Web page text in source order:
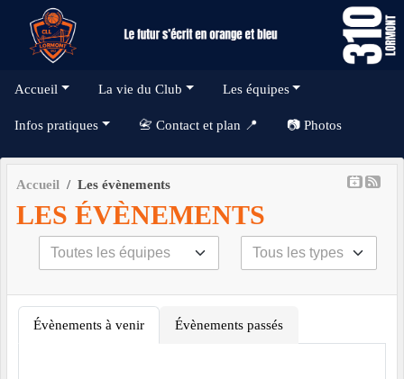
Accueil La vie du Club Les équipes
Infos pratiques 📇 Contact et plan 📍 📷 Photos
Accueil Les évènements
LES ÉVÈNEMENTS
Évènements à venir Évènements passés
Panneau de gestion des cookies